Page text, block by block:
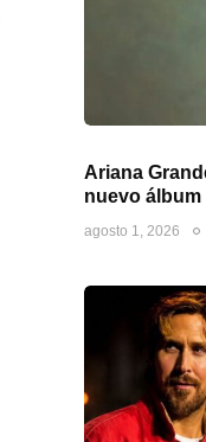
Ariana
nuevo álbum
agosto 1, 2026